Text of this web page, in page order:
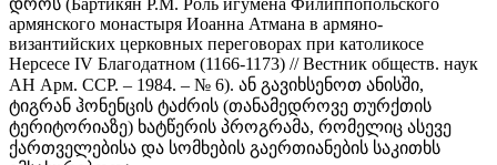
армянского монастыря Иоанна Атмана в армяно-
византийских церковных переговорах при католикосе
Нерсесе IV Благодатном (1166-1173) // Вестник обществ. наук
АН Арм. ССР. – 1984. – № 6). ან გავიხსენოთ ანისში,
ტიგრან ჰონენცის ტაძრის (თანამედროვე თურქთის
ტერიტორიაზე) ხატწერის პროგრამა, რომელიც ასევე
ქართველებისა და სომხების გაერთიანების საკითხს